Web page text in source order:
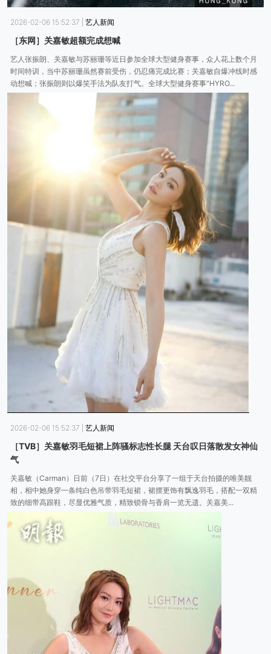
2026-02-06 15:52:37 艺人新闻
［东网］关嘉敏超额完成想喊
艺人张振朗、关嘉敏与苏丽珊等近日参加全球大型健身赛事，众人花上数个月
时间特训，当中苏丽珊虽然赛前受伤，仍忍痛完成比赛；关嘉敏自爆冲线时感
动想喊；张振朗则以爆笑手法为队友打气。全球大型健身赛事“HYRO...
2026-02-06 15:52:37 艺人新闻
［TVB］关嘉敏羽毛短裙上阵骚标志性长腿 天台叹日落散发女神仙
气
关嘉敏（Carman）日前（7日）在社交平台分享了一组于天台拍摄的唯美靓
相，相中她身穿一条纯白色吊带羽毛短裙，裙摆更饰有飘逸羽毛，搭配一双精
致的细带高跟鞋，尽显优雅气质，精致锁骨与香肩一览无遗。关嘉美...